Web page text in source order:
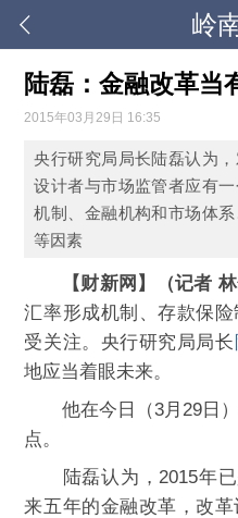
岭
陆磊：金融改革当
2015年03月29日 16:35
央行研究局局长陆磊认为
设计者与市场监管者应有
机制、金融机构和市场体
等因素
【财新网】（记者 林
汇率形成机制、存款保
受关注。央行研究局局长
地应当着眼未来。
他在今日（3月29日）
点。
陆磊认为，2015年已
来五年的金融改革，改